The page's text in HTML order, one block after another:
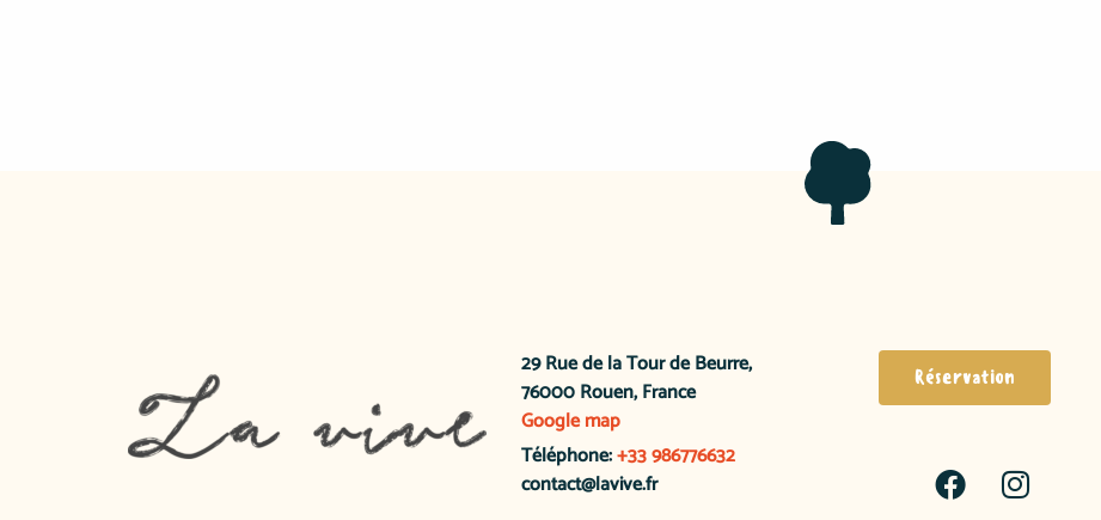
29 Rue de la Tour de Beurre,
76000 Rouen, France
Google map
Téléphone:+33 986776632
contact@lavive.fr
Réservation